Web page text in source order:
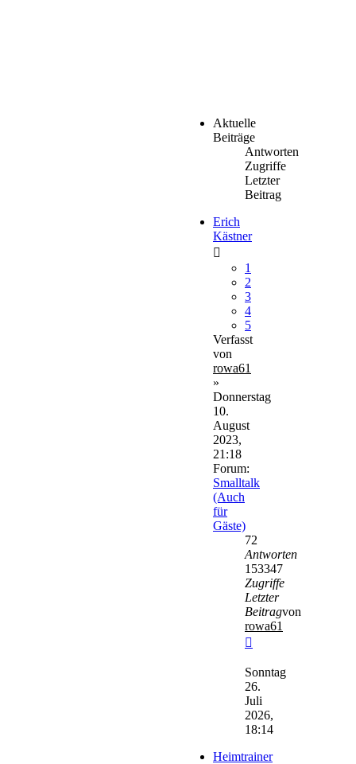
Aktuelle
Beiträge
Antworten
Zugriffe
Letzter
Beitrag
Erich
Kästner
1
2
3
4
5
Verfasst
von
rowa61
»
Donnerstag
10.
August
2023,
21:18
Forum:
Smalltalk
(Auch
für
Gäste)
72
Antworten
153347
Zugriffe
Letzter
Beitragvon
rowa61
Beitrag
Sonntag
26.
Juli
2026,
18:14
Heimtrainer